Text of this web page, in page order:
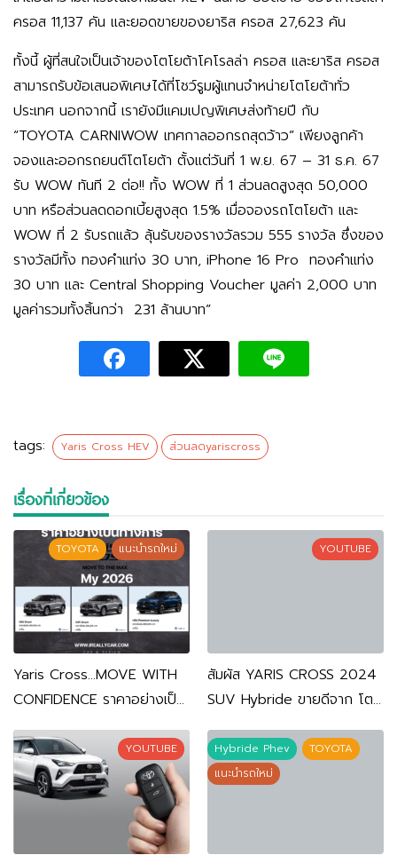
ครอส 11,137 คัน และยอดขายของยาริส ครอส 27,623 คัน
ทั้งนี้ ผู้ที่สนใจเป็นเจ้าของโตโยต้าโคโรลล่า ครอส และยาริส ครอส
สามารถรับข้อเสนอพิเศษได้ที่โชว์รูมผู้แทนจำหน่ายโตโยต้าทั่ว
ประเทศ นอกจากนี้ เรายังมีแคมเปญพิเศษส่งท้ายปี กับ
“TOYOTA CARNIWOW เทศกาลออกรถสุดว้าว” เพียงลูกค้า
จองและออกรถยนต์โตโยต้า ตั้งแต่วันที่ 1 พ.ย. 67 – 31 ธ.ค. 67
รับ WOW ทันที 2 ต่อ!! ทั้ง WOW ที่ 1 ส่วนลดสูงสุด 50,000
บาท หรือส่วนลดดอกเบี้ยสูงสุด 1.5% เมื่อจองรถโตโยต้า และ
WOW ที่ 2 รับรถแล้ว ลุ้นรับของรางวัลรวม 555 รางวัล ซึ่งของ
รางวัลมีทั้ง ทองคำแท่ง 30 บาท, iPhone 16 Pro ทองคำแท่ง
30 บาท และ Central Shopping Voucher มูลค่า 2,000 บาท
มูลค่ารวมทั้งสิ้นกว่า 231 ล้านบาท”
tags: Yaris Cross HEV ส่วนลดyariscross
เรื่องที่เกี่ยวข้อง
TOYOTA แนะนำรถใหม่
Yaris Cross…MOVE WITH
CONFIDENCE ราคาอย่างเป็น
ทางการ รุ่น MY 2026
YOUTUBE
สัมผัส YARIS CROSS 2024
SUV Hybride ขายดีจาก โต
โยต้า
YOUTUBE Hybride Phev
TOYOTA
แนะนำรถใหม่